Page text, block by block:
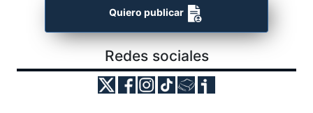
Quiero publicar
Redes sociales